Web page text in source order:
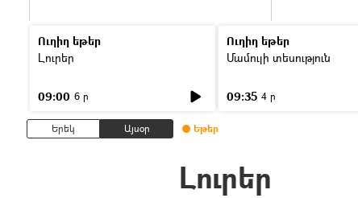
Ուղիղ եթեր
Լուրեր
09:00 6 ր
Ուղիղ եթեր
Մամուլի տեսություն
09:35 4 ր
Երեկ Այսօր Եթեր
Լուրեր